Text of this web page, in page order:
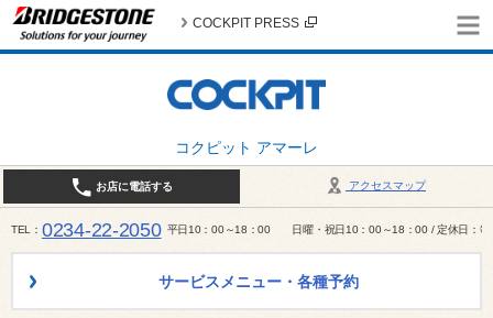
コクピット アマーレ
COCKPIT PRESS
アクセスマップ
お店に電話する
TEL 0234-22-2050 平日10：00～18：00 日曜・祝日10：00～18：00 / 定休日：毎
サービスメニュー・各種予約